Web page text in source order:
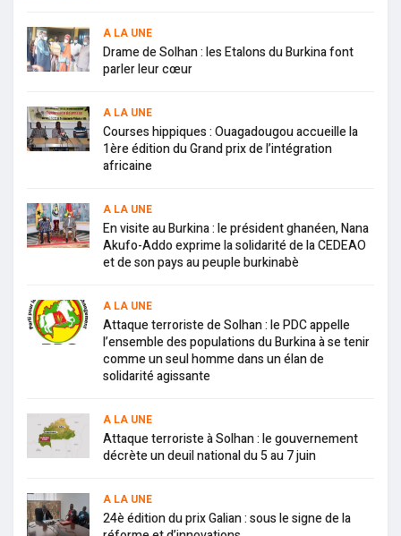
A LA UNE
Drame de Solhan : les Etalons du Burkina font
parler leur cœur
A LA UNE
Courses hippiques : Ouagadougou accueille la
1ère édition du Grand prix de l’intégration
africaine
A LA UNE
En visite au Burkina : le président ghanéen, Nana
Akufo-Addo exprime la solidarité de la CEDEAO
et de son pays au peuple burkinabè
A LA UNE
Attaque terroriste de Solhan : le PDC appelle
l’ensemble des populations du Burkina à se tenir
comme un seul homme dans un élan de
solidarité agissante
A LA UNE
Attaque terroriste à Solhan : le gouvernement
décrète un deuil national du 5 au 7 juin
A LA UNE
24è édition du prix Galian : sous le signe de la